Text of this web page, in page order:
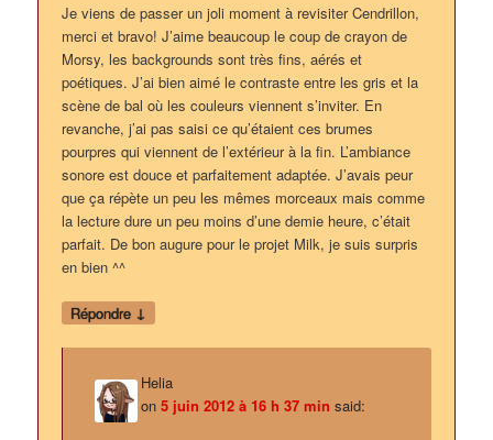
Je viens de passer un joli moment à revisiter Cendrillon,
merci et bravo! J’aime beaucoup le coup de crayon de
Morsy, les backgrounds sont très fins, aérés et
poétiques. J’ai bien aimé le contraste entre les gris et la
scène de bal où les couleurs viennent s’inviter. En
revanche, j’ai pas saisi ce qu’étaient ces brumes
pourpres qui viennent de l’extérieur à la fin. L’ambiance
sonore est douce et parfaitement adaptée. J’avais peur
que ça répète un peu les mêmes morceaux mais comme
la lecture dure un peu moins d’une demie heure, c’était
parfait. De bon augure pour le projet Milk, je suis surpris
en bien ^^
Répondre ↓
Helia
on5 juin 2012 à 16 h 37 min said: